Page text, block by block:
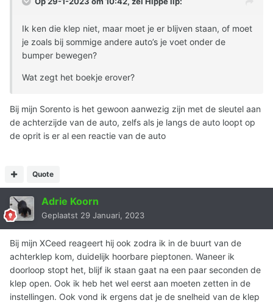
Ik ken die klep niet, maar moet je er blijven staan, of moet
je zoals bij sommige andere auto’s je voet onder de
bumper bewegen?
Wat zegt het boekje erover?
Bij mijn Sorento is het gewoon aanwezig zijn met de sleutel aan
de achterzijde van de auto, zelfs als je langs de auto loopt op
de oprit is er al een reactie van de auto
Quote
Adrie Koorn
Geplaatst 29 Januari, 2023
Bij mijn XCeed reageert hij ook zodra ik in de buurt van de
achterklep kom, duidelijk hoorbare pieptonen. Waneer ik
doorloop stopt het, blijf ik staan gaat na een paar seconden de
klep open. Ook ik heb het wel eerst aan moeten zetten in de
instellingen. Ook vond ik ergens dat je de snelheid van de klep